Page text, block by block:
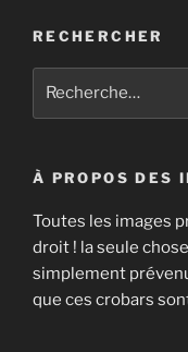
RECHERCHER
À PROPOS DES
Toutes les images
droit ! la seule
simplement
que ces crobars